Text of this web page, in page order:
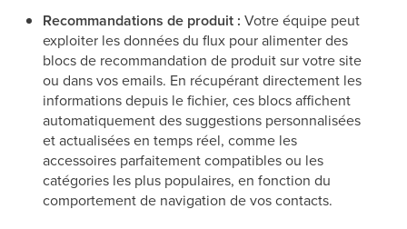
Recommandations de produit : Votre équipe peut
exploiter les données du flux pour alimenter des
blocs de recommandation de produit sur votre site
ou dans vos emails. En récupérant directement les
informations depuis le fichier, ces blocs affichent
automatiquement des suggestions personnalisées
et actualisées en temps réel, comme les
accessoires parfaitement compatibles ou les
catégories les plus populaires, en fonction du
comportement de navigation de vos contacts.